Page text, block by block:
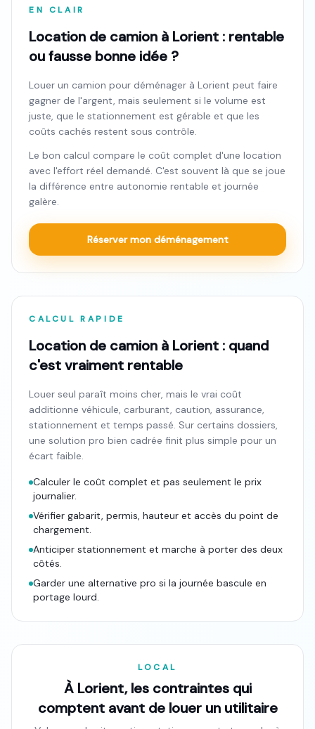
EN CLAIR
Location de camion à Lorient : rentable
ou fausse bonne idée ?
Louer un camion pour déménager à Lorient peut faire
gagner de l'argent, mais seulement si le volume est
juste, que le stationnement est gérable et que les
coûts cachés restent sous contrôle.
Le bon calcul compare le coût complet d'une location
avec l'effort réel demandé. C'est souvent là que se joue
la différence entre autonomie rentable et journée
galère.
Réserver mon déménagement
CALCUL RAPIDE
Location de camion à Lorient : quand
c'est vraiment rentable
Louer seul paraît moins cher, mais le vrai coût
additionne véhicule, carburant, caution, assurance,
stationnement et temps passé. Sur certains dossiers,
une solution pro bien cadrée finit plus simple pour un
écart faible.
Calculer le coût complet et pas seulement le prix
journalier.
Vérifier gabarit, permis, hauteur et accès du point de
chargement.
Anticiper stationnement et marche à porter des deux
côtés.
Garder une alternative pro si la journée bascule en
portage lourd.
LOCAL
À Lorient, les contraintes qui
comptent avant de louer un utilitaire